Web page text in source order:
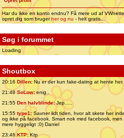
Har du ikke en konto endnu? Få mere ud af
opret dig som brugerher og nu - helt gratis...
Søg i forummet
Loading
Shoutbox
20:16 Dillen: Nu er der kun fake-dating at hente her.
21:48 SoLow:enig..
21:55 Den halvblinde:Jep.....
15:55 type1:Savner lidt tiden, hvor alt skete her inde,
og ikke på facebook. Smart nok med facebook, men
mere hyggeligt ;0) Daniel
23:46 KTP:Ktp